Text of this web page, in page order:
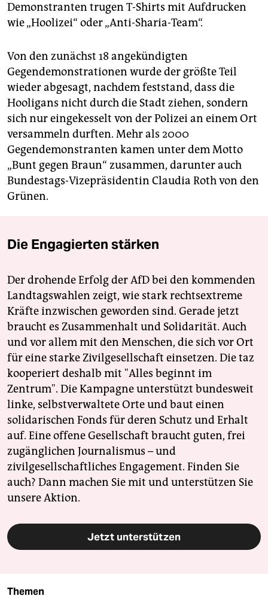
Demonstranten trugen T-Shirts mit Aufdrucken
wie „Hoolizei“ oder „Anti-Sharia-Team“.
Von den zunächst 18 angekündigten
Gegendemonstrationen wurde der größte Teil
wieder abgesagt, nachdem feststand, dass die
Hooligans nicht durch die Stadt ziehen, sondern
sich nur eingekesselt von der Polizei an einem Ort
versammeln durften. Mehr als 2000
Gegendemonstranten kamen unter dem Motto
„Bunt gegen Braun“ zusammen, darunter auch
Bundestags-Vizepräsidentin Claudia Roth von den
Grünen.
Die Engagierten stärken
Der drohende Erfolg der AfD bei den kommenden
Landtagswahlen zeigt, wie stark rechtsextreme
Kräfte inzwischen geworden sind. Gerade jetzt
braucht es Zusammenhalt und Solidarität. Auch
und vor allem mit den Menschen, die sich vor Ort
für eine starke Zivilgesellschaft einsetzen. Die taz
kooperiert deshalb mit "Alles beginnt im
Zentrum". Die Kampagne unterstützt bundesweit
linke, selbstverwaltete Orte und baut einen
solidarischen Fonds für deren Schutz und Erhalt
auf. Eine offene Gesellschaft braucht guten, frei
zugänglichen Journalismus – und
zivilgesellschaftliches Engagement. Finden Sie
auch? Dann machen Sie mit und unterstützen Sie
unsere Aktion.
Jetzt unterstützen
Themen